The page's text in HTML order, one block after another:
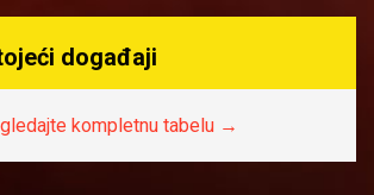
događaji
kompletnu tabelu →